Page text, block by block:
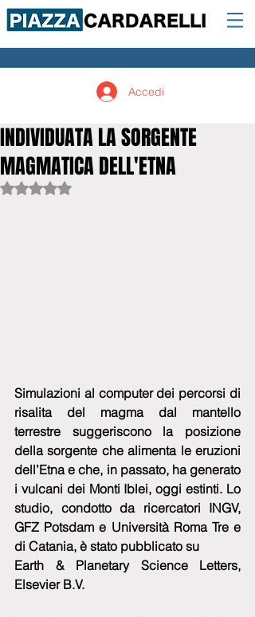
Accedi
INDIVIDUATA LA SORGENTE
MAGMATICA DELL'ETNA
Valutazione NaN stelle su 5.
Simulazioni al computer dei percorsi di
risalita del magma dal mantello
terrestre suggeriscono la posizione
della sorgente che alimenta le eruzioni
dell’Etna e che, in passato, ha generato
i vulcani dei Monti Iblei, oggi estinti. Lo
studio, condotto da ricercatori INGV,
GFZ Potsdam e Università Roma Tre e
di Catania, è stato pubblicato su
Earth & Planetary Science Letters,
Elsevier B.V.